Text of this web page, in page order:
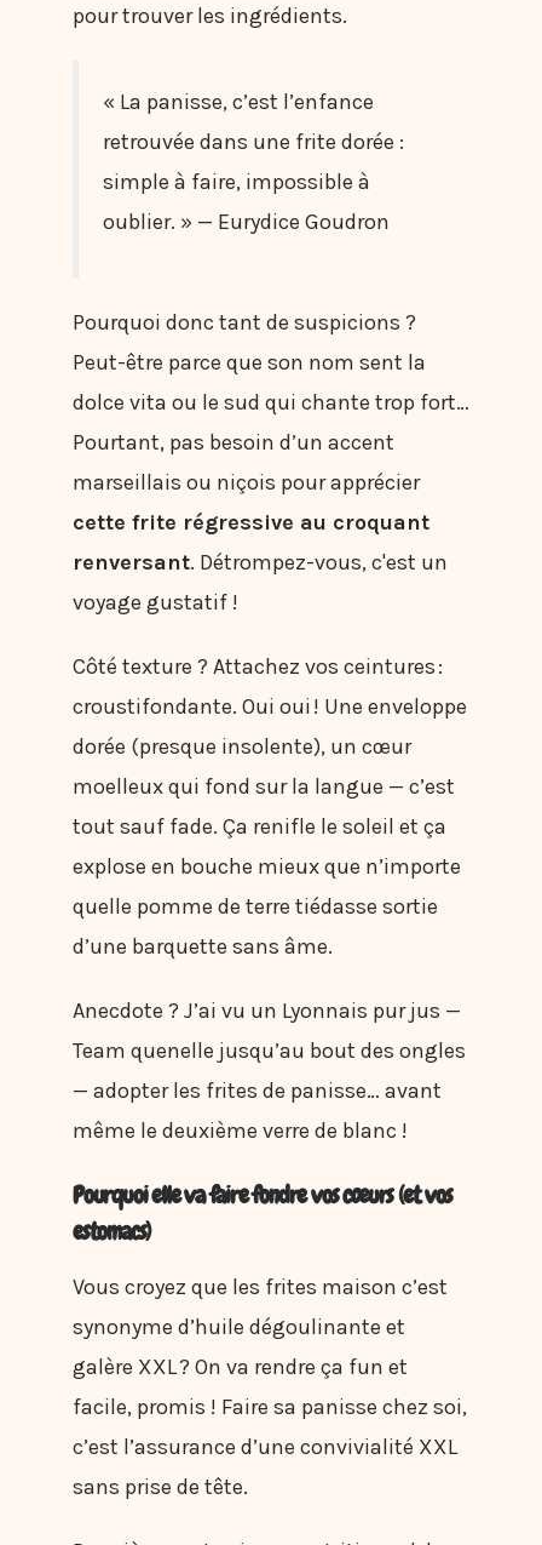
pour trouver les ingrédients.
« La panisse, c’est l’enfance
retrouvée dans une frite dorée :
simple à faire, impossible à
oublier. » — Eurydice Goudron
Pourquoi donc tant de suspicions ?
Peut-être parce que son nom sent la
dolce vita ou le sud qui chante trop fort…
Pourtant, pas besoin d’un accent
marseillais ou niçois pour apprécier
cette frite régressive au croquant
renversant. Détrompez-vous, c'est un
voyage gustatif !
Côté texture ? Attachez vos ceintures :
croustifondante. Oui oui ! Une enveloppe
dorée (presque insolente), un cœur
moelleux qui fond sur la langue — c’est
tout sauf fade. Ça renifle le soleil et ça
explose en bouche mieux que n’importe
quelle pomme de terre tiédasse sortie
d’une barquette sans âme.
Anecdote ? J’ai vu un Lyonnais pur jus —
Team quenelle jusqu’au bout des ongles
— adopter les frites de panisse… avant
même le deuxième verre de blanc !
Pourquoi elle va faire fondre vos cœurs (et vos
estomacs)
Vous croyez que les frites maison c’est
synonyme d’huile dégoulinante et
galère XXL ? On va rendre ça fun et
facile, promis ! Faire sa panisse chez soi,
c’est l’assurance d’une convivialité XXL
sans prise de tête.